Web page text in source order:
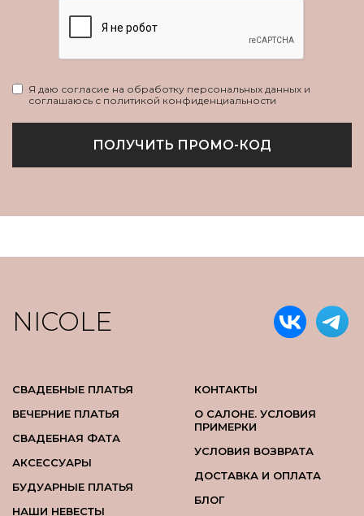
Я даю согласие на обработку персональных данных и
соглашаюсь с политикой конфиденциальности
ПОЛУЧИТЬ ПРОМО-КОД
NICOLE
СВАДЕБНЫЕ ПЛАТЬЯ
ВЕЧЕРНИЕ ПЛАТЬЯ
СВАДЕБНАЯ ФАТА
АКСЕССУАРЫ
БУДУАРНЫЕ ПЛАТЬЯ
НАШИ НЕВЕСТЫ
КОНТАКТЫ
О САЛОНЕ. УСЛОВИЯ
ПРИМЕРКИ
УСЛОВИЯ ВОЗВРАТА
ДОСТАВКА И ОПЛАТА
БЛОГ